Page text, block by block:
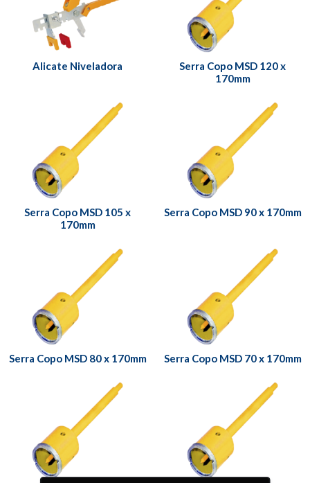
Alicate Niveladora
Serra Copo MSD 120 x
170mm
Serra Copo MSD 105 x
170mm
Serra Copo MSD 90 x 170mm
Serra Copo MSD 80 x 170mm Serra Copo MSD 70 x 170mm